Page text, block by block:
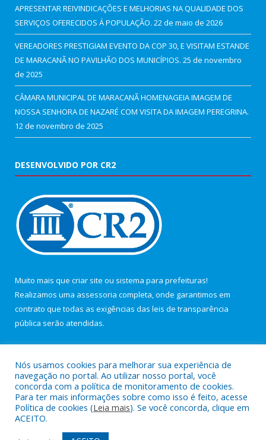
APRESENTAR REIVINDICAÇÕES E MELHORIAS NA QUALIDADE DOS
SERVIÇOS OFERECIDOS Á POPULAÇÃO. 22 de maio de 2026
VEREADORES PRESTIGIAM EVENTO DA COP 30, E VISITAM ESTANDE
DE MARACANÃ NO PAVILHÃO DOS MUNICÍPIOS. 25 de novembro
de 2025
CÂMARA MUNICIPAL DE MARACANÃ HOMENAGEIA IMAGEM DE
NOSSA SENHORA DE NAZARÉ COM VISITA DA IMAGEM PEREGRINA.
12 de novembro de 2025
DESENVOLVIDO POR CR2
Muito mais que criar site ou sistema para prefeituras!
Realizamos uma assessoria completa, onde garantimos em
contrato que todas as exigências das leis de transparência
pública serão atendidas.
Todos os direitos reservados a Câmara Municipal de Maracanã.
Nós usamos cookies para melhorar sua experiência de
navegação no portal. Ao utilizar nosso portal, você
concorda com a política de monitoramento de cookies.
Para ter mais informações sobre como isso é feito, acesse
Política de cookies (Leia mais). Se você concorda, clique em
ACEITO.